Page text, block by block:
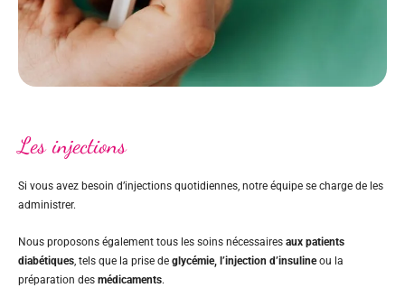
Les injections
Si vous avez besoin d’injections quotidiennes, notre équipe se charge de les
administrer.
Nous proposons également tous les soins nécessaires aux patients
diabétiques, tels que la prise de glycémie, l’injection d’insulineou la
préparation des médicaments.